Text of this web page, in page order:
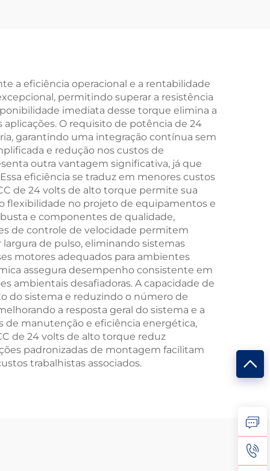
a eficiência operacional e a rentabilidade
permitindo superar a resistência
imediata desse torque elimina a
O requisito de potência de 24
garantindo uma integração contínua sem
e redução nos custos de
outra vantagem significativa, já que
eficiência se traduz em menores custos
de 24 volts de alto torque permite sua
flexibilidade no projeto de equipamentos e
e componentes de qualidade,
de controle de velocidade permitem
de pulso, eliminando sistemas
motores adequados para ambientes
assegura desempenho consistente em
ambientais desafiadoras. A capacidade de
do sistema e reduzindo o número de
a resposta geral do sistema e a
de manutenção e eficiência energética,
de 24 volts de alto torque reduz
padronizadas de montagem facilitam
trabalhistas associados.